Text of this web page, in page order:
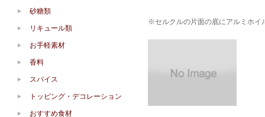
※セルクルの片面の底にアルミホイ
砂糖類
リキュール類
お手軽素材
香料
スパイス
トッピング・デコレーション
おすすめ食材